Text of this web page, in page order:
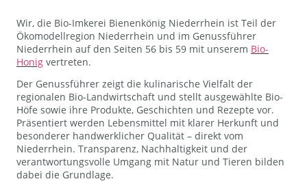
Wir, die Bio-Imkerei Bienenkönig Niederrhein ist Teil der
Ökomodellregion Niederrhein und im Genussführer
Niederrhein auf den Seiten 56 bis 59 mit unserem Bio-
Honig vertreten.
Der Genussführer zeigt die kulinarische Vielfalt der
regionalen Bio-Landwirtschaft und stellt ausgewählte Bio-
Höfe sowie ihre Produkte, Geschichten und Rezepte vor.
Präsentiert werden Lebensmittel mit klarer Herkunft und
besonderer handwerklicher Qualität – direkt vom
Niederrhein. Transparenz, Nachhaltigkeit und der
verantwortungsvolle Umgang mit Natur und Tieren bilden
dabei die Grundlage.